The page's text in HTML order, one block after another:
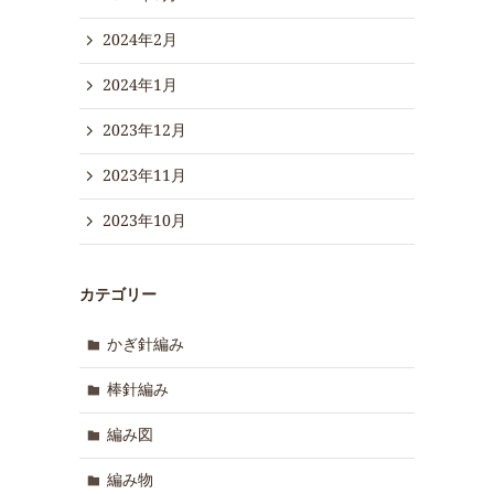
2024年2月
2024年1月
2023年12月
2023年11月
2023年10月
カテゴリー
かぎ針編み
棒針編み
編み図
編み物